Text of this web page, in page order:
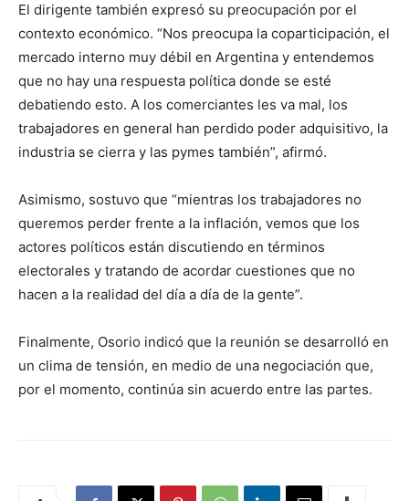
El dirigente también expresó su preocupación por el
contexto económico. “Nos preocupa la coparticipación, el
mercado interno muy débil en Argentina y entendemos
que no hay una respuesta política donde se esté
debatiendo esto. A los comerciantes les va mal, los
trabajadores en general han perdido poder adquisitivo, la
industria se cierra y las pymes también”, afirmó.
Asimismo, sostuvo que “mientras los trabajadores no
queremos perder frente a la inflación, vemos que los
actores políticos están discutiendo en términos
electorales y tratando de acordar cuestiones que no
hacen a la realidad del día a día de la gente”.
Finalmente, Osorio indicó que la reunión se desarrolló en
un clima de tensión, en medio de una negociación que,
por el momento, continúa sin acuerdo entre las partes.